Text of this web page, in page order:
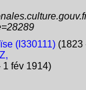
(I330111)(1823
fév 1914)